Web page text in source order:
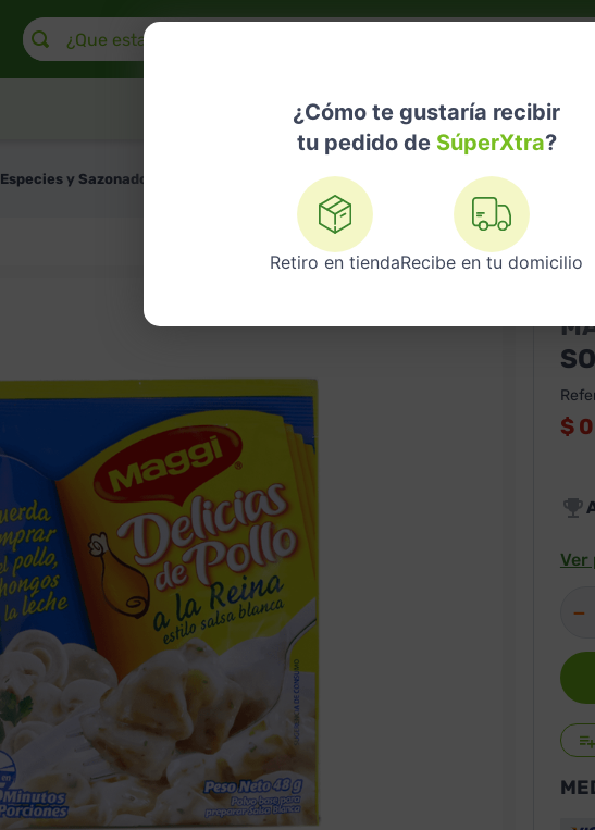
¿Cómo te gustaría recibir
tu pedido de SúperXtra?
Retiro en tiendaRecibe en tu domicilio
¿Que estas buscando?
Nuestras Marcas Telemedicina
Especies y Sazonadores MAGGI Delicias de Pollo a la Reina Sobre 48g
$
Ver
－